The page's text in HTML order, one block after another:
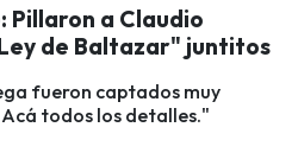
Pillaron a Claudio
de Baltazar" juntitos
fueron captados muy
todos los detalles."